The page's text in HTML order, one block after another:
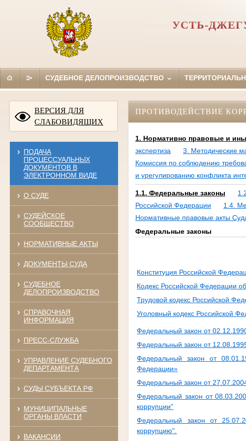
УСТЬ-
СУДЕБНОЕ ДЕЛОПРОИЗВОДСТВО
ВЕРСИЯ ДЛЯ
СЛАБОВИДЯЩИХ
ПОДАЧА
ПРОЦЕССУАЛЬНЫХ
ДОКУМЕНТОВ В
ЭЛЕКТРОННОМ ВИДЕ
О СУДЕ
СУДЕЙСКОЕ
СООБЩЕСТВО
НОРМАТИВНЫЕ АКТЫ
ДОКУМЕНТЫ СУДА
СУДЕБНОЕ
ДЕЛОПРОИЗВОДСТВО
СПРАВОЧНАЯ
ИНФОРМАЦИЯ
ПРЕСС-СЛУЖБА
УПРАВЛЕНИЕ СУДЕБНОГО
ДЕПАРТАМЕНТА
СУДЫ СУБЪЕКТА РФ
МУНИЦИПАЛЬНЫЕ
ОРГАНЫ ВЛАСТИ
ВАКАНСИИ
ПРОТИВОДЕЙСТВИЕ
1. Нормативно правовые и
экспертиза
3. Методические
Комиссия по соблюдению
и урегулированию конфликта
1.1. Федеральные законы
Российской Федерации
1.4.
Нормативные правовые акты
Федеральные законы
Конституция Российской
Кодекс Российской Федерации
Трудовой кодекс Российской
Уголовный кодекс Российской
Федеральный закон от
Федеральный закон от
Федеральный закон от
Федерации»
Федеральный закон от
Федеральный закон от
коррупции"
Федеральный закон от
коррупцию".